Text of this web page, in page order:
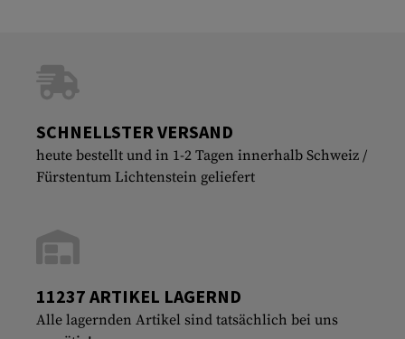
SCHNELLSTER VERSAND
heute bestellt und in 1-2 Tagen innerhalb Schweiz /
Fürstentum Lichtenstein geliefert
11237 ARTIKEL LAGERND
Alle lagernden Artikel sind tatsächlich bei uns